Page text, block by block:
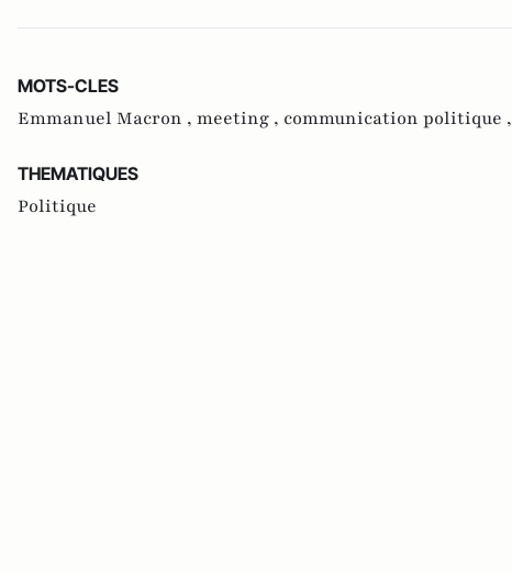
MOTS-CLES
Emmanuel Macron , meeting , communication politique ,
THEMATIQUES
Politique